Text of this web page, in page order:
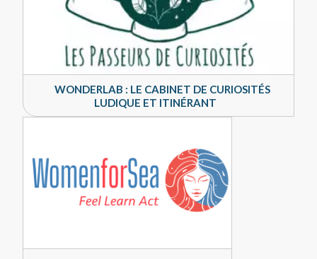
WONDERLAB : LE CABINET DE CURIOSITÉS
LUDIQUE ET ITINÉRANT